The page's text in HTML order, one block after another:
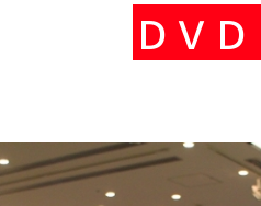
ＤＶ